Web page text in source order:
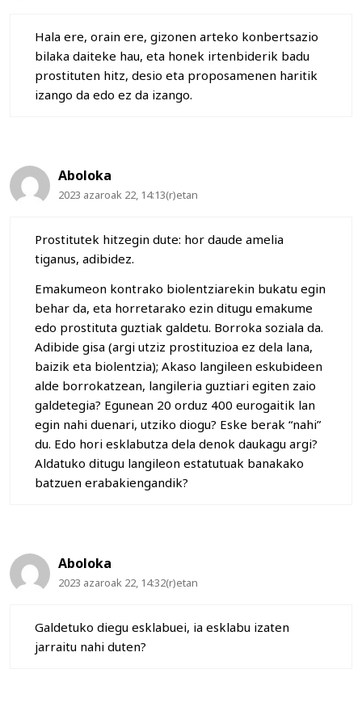
Hala ere, orain ere, gizonen arteko konbertsazio
bilaka daiteke hau, eta honek irtenbiderik badu
prostituten hitz, desio eta proposamenen haritik
izango da edo ez da izango.
Aboloka
2023 azaroak 22, 14:13(r)etan
Prostitutek hitzegin dute: hor daude amelia
tiganus, adibidez.
Emakumeon kontrako biolentziarekin bukatu egin
behar da, eta horretarako ezin ditugu emakume
edo prostituta guztiak galdetu. Borroka soziala da.
Adibide gisa (argi utziz prostituzioa ez dela lana,
baizik eta biolentzia); Akaso langileen eskubideen
alde borrokatzean, langileria guztiari egiten zaio
galdetegia? Egunean 20 orduz 400 eurogaitik lan
egin nahi duenari, utziko diogu? Eske berak “nahi”
du. Edo hori esklabutza dela denok daukagu argi?
Aldatuko ditugu langileon estatutuak banakako
batzuen erabakiengandik?
Aboloka
2023 azaroak 22, 14:32(r)etan
Galdetuko diegu esklabuei, ia esklabu izaten
jarraitu nahi duten?